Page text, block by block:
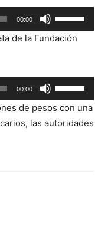
para
aumentar
o
00:00
Utiliza
las
teclas
flecha
arriba/abajo
para
aumentar
de la Fundación
00:00
Utiliza
las
teclas
de
de pesos con una
las autoridades